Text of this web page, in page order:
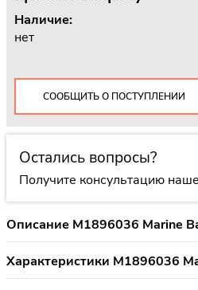
Наличие:
нет
СООБЩИТЬ О ПОСТУПЛЕНИИ
Остались вопросы?
Получите консультацию
Описание M1896036 Marine
Характеристики M1896036